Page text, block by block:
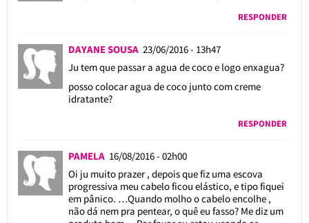
RESPONDER
DAYANE SOUSA 23/06/2016 - 13h47
Ju tem que passar a agua de coco e logo enxagua?
posso colocar agua de coco junto com creme
idratante?
RESPONDER
PAMELA 16/08/2016 - 02h00
Oi ju muito prazer , depois que fiz uma escova
progressiva meu cabelo ficou elástico, e tipo fiquei
em pânico. …Quando molho o cabelo encolhe ,
não dá nem pra pentear, o quê eu fasso? Me diz um